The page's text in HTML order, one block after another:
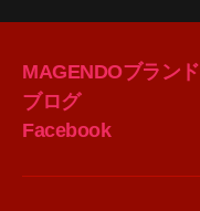
MAGENDOブランド
ブログ
Facebook